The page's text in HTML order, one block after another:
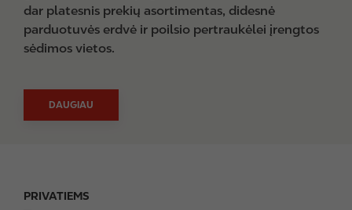
dar platesnis prekių asortimentas, didesnė
parduotuvės erdvė ir poilsio pertraukėlei įrengtos
sėdimos vietos.
DAUGIAU
F
PRIVATIEMS